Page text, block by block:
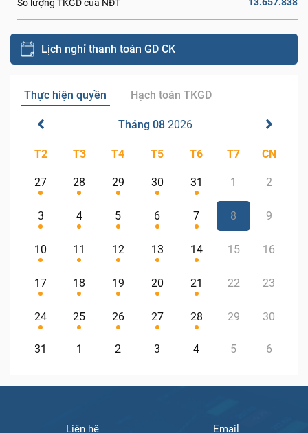
Số lượng TKGD của NĐT
Lịch nghỉ thanh toán GD CK
Thực hiện quyền Hạch toán TKGD
Tháng 08 2026
T2 T3 T4 T5 T6 T7 CN
27 28 29 30 31 1 2
3 4 5 6 7 8 9
10 11 12 13 14 15 16
17 18 19 20 21 22 23
24 25 26 27 28 29 30
31 1 2 3 4 5 6
Liên hệ Email